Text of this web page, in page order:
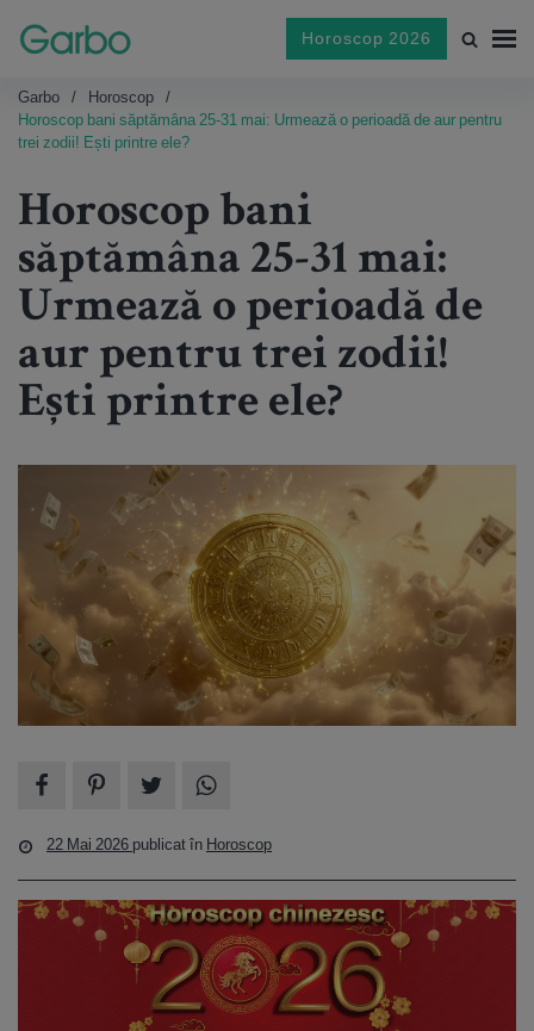
Horoscop 2026
Garbo
Horoscop
Horoscop bani săptămâna 25-31 mai: Urmează o perioadă de aur pentru
trei zodii! Ești printre ele?
Horoscop bani
săptămâna 25-31 mai:
Urmează o perioadă de
aur pentru trei zodii!
Ești printre ele?
22 Mai 2026 publicat în Horoscop